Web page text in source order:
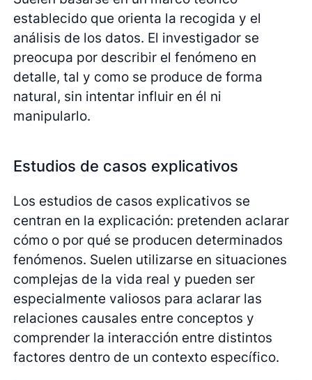
establecido que orienta la recogida y el
análisis de los datos. El investigador se
preocupa por describir el fenómeno en
detalle, tal y como se produce de forma
natural, sin intentar influir en él ni
manipularlo.
Estudios de casos explicativos
Los estudios de casos explicativos se
centran en la explicación: pretenden aclarar
cómo o por qué se producen determinados
fenómenos. Suelen utilizarse en situaciones
complejas de la vida real y pueden ser
especialmente valiosos para aclarar las
relaciones causales entre conceptos y
comprender la interacción entre distintos
factores dentro de un contexto específico.